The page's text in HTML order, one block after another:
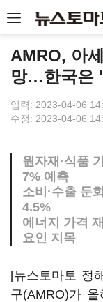
AMRO, 아
망…한국은
입력: 2023-04-06
수정: 2023-04-06
원자재·식품
7% 예측
소비·수출 둔
4.5%
에너지 가격
요인 지목
[뉴스토마토 정
구(AMRO)가